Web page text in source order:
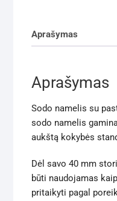
Aprašymas
Aprašymas
Sodo namelis su
sodo namelis
aukštą kokybės
Dėl savo 40 mm
būti naudojamas
pritaikyti pagal